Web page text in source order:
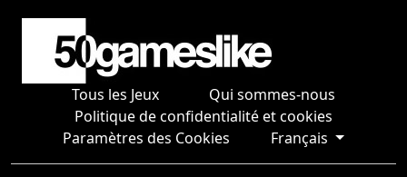
Tous les Jeux
Qui sommes-nous
Politique de confidentialité et cookies
Paramètres des Cookies
Français